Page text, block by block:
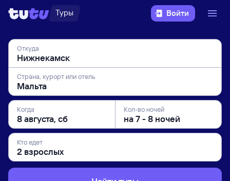
Туры Войти
Откуда
Страна, курорт или отель
Когда Кол-во ночей
Кто едет